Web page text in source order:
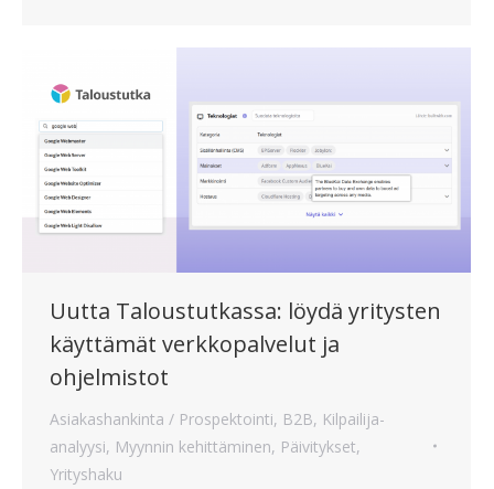
Uutta Taloustutkassa: löydä yritysten
käyttämät verkkopalvelut ja
ohjelmistot
Asiakashankinta / Prospektointi, B2B, Kilpailija-
analyysi, Myynnin kehittäminen, Päivitykset,
Yrityshaku